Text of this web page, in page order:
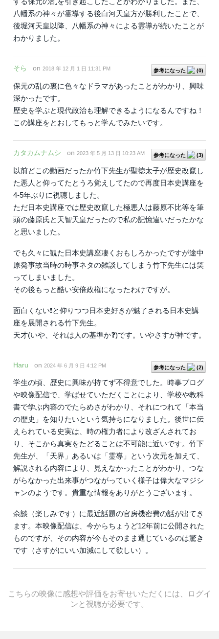
八幡系の神々が霊導する後白河天皇方が勝利したことで、
後堀河天皇以降、八幡系の神々による霊導が続いたことが
わかりました。
参考になった (0)
そら on 2018 年 12 月 1 日 11:31 PM
保元の乱の裏に色々なドラマがあったことがわかり、興味
深かったです。
歴史を学ぶと現代政治も理解できるようになるんですね！
この講座をとおしてもっと学んでみたいです。
参考になった (3)
カタカムナムシ on 2023 年 5 月 13 日 10:23 AM
以前どこの動画だったか竹下先生が聖徳太子が歴史改竄し
た悪人と仰ってたとうろ覚えしてたので再度日本史講座を
4-5年ぶりに視聴しました。
ただ日本史講座では歴史改竄した極悪人は藤原不比等を筆
頭の藤原氏と天智天皇だったので私の記憶違いだったかな
と思いました。
でも久々に観た日本史講座凄くおもしろかったですが途中
原発事故当時の時事ネタの雑談してしまう竹下先生には笑
ってしまいました。
その後もっと酷い安倍政権になったわけですが。
面白くない❗️と仰りつつ日本史好きが魅了される日本史講
座を展開される竹下先生。
天才(いや、それは人の基準か❓)です。いやさすが神です。
参考になった (2)
Haru on 2024 年 6 月 9 日 4:12 PM
学生の頃、歴史に興味が持てず不得意でした。時事ブログ
や映像配信で、学ばせていただくことにより、学校や教科
書で学ぶ内容のでたらめさがわかり、それにつれて「本当
の歴史」を知りたいという気持ちになりました。後世に伝
えられている史実は、時の権力者により改ざんされてお
り、そこから真実をたどることは不可能に近いです。竹下
先生が、「天界」あるいは「霊導」という次元を加えて、
解説される内容により、見えなかったことがわかり、つな
がらなかった出来事がつながっていく様子は偉大なマジシ
ャンのようです。貴重な情報をありがとうございます。
余談（楽しみです）に最近話題の官房機密費の話が出てき
ます。本映像配信は、今からちょうど12年前に公開された
ものですが、その内容が今もそのまま通じているのは驚き
です（さすがにいい加減にして欲しい）。
こちらの映像に感想や評価をお寄せいただくには、ログイ
ンと視聴が必要です。